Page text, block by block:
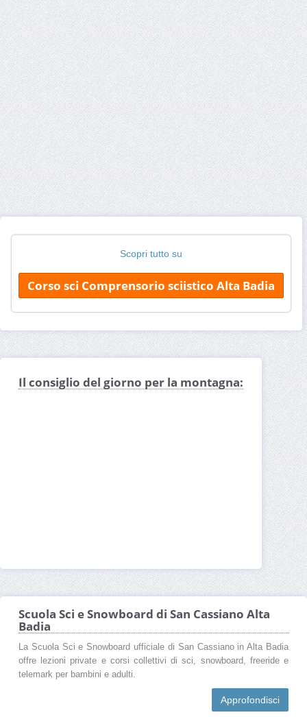
Scopri tutto su
Corso sci Comprensorio sciistico Alta Badia
Il consiglio del giorno per la montagna:
Scuola Sci e Snowboard di San Cassiano Alta
Badia
La Scuola Sci e Snowboard ufficiale di San Cassiano in Alta Badia
offre lezioni private e corsi collettivi di sci, snowboard, freeride e
telemark per bambini e adulti.
Approfondisci